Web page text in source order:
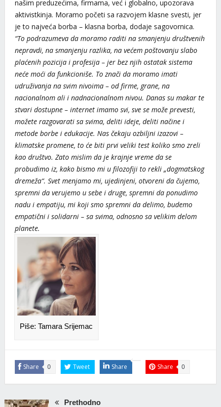
našim preduzećima, firmama, već i globalno, upozorava
aktivistkinja. Moramo početi sa razvojem klasne svesti, jer
je to najveća borba – klasna borba, dodaje sagovornica.
“To podrazumeva da moramo raditi na smanjenju društvenih
nepravdi, na smanjenju razlika, na većem poštovanju slabo
plaćenih pozicija i profesija – jer bez njih ostatak sistema
neće moći da funkcioniše. To znači da moramo imati
udruživanja na svim nivoima – od firme, grane, na
nacionalnom ali i nadnacionalnom nivou. Danas su makar te
stvari dostupne – internet imamo svi, sve se može prevesti,
možete razgovarati sa svima, deliti ideje, deliti načine i
metode borbe i edukacije. Nas čekaju ozbiljni izazovi –
klimatske promene, to će biti prvi veliki test koliko smo zreli
kao društvo. Zato mislim da je krajnje vreme da se
probudimo iz, kako bismo mi u filozofiji to rekli „dogmatskog
dremeža“. Svet menjamo mi, ujedinjeni, otvoreni da čujemo,
spremni da verujemo u sebe i druge, spremni da ponudimo
nadu i empatiju, mi koji smo spremni da delimo, budemo
empatični i solidarni – sa svima, odnosno sa velikim delom
planete.
Piše: Tamara Srijemac
Share 0 Tweet Share Share 0
Prethodno